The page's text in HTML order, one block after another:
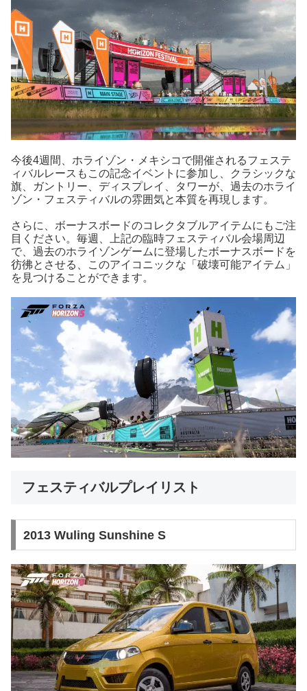
今後4週間、ホライゾン・メキシコで開催されるフェステ
ィバルレースもこの記念イベントに参加し、クラシックな
旗、ガントリー、ディスプレイ、タワーが、過去のホライ
ゾン・フェスティバルの雰囲気と本質を再現します。
さらに、ボーナスボードのコレクタブルアイテムにもご注
目ください。毎週、上記の臨時フェスティバル会場周辺
で、過去のホライゾンゲームに登場したボーナスボードを
彷彿とさせる、このアイコニックな「破壊可能アイテム」
を見つけることができます。
フェスティバルプレイリスト
2013 Wuling Sunshine S